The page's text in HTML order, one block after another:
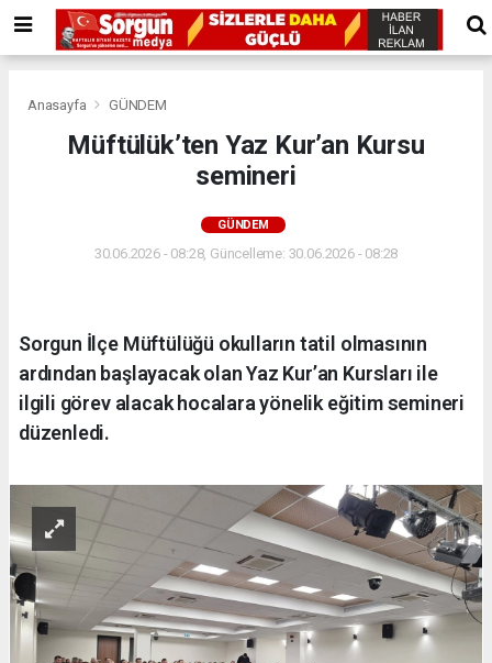
Anasayfa GÜNDEM
Müftülük’ten Yaz Kur’an Kursu
semineri
GÜNDEM
30.06.2026 - 08:28, Güncelleme: 30.06.2026 - 08:28
Sorgun İlçe Müftülüğü okulların tatil olmasının
ardından başlayacak olan Yaz Kur’an Kursları ile
ilgili görev alacak hocalara yönelik eğitim semineri
düzenledi.